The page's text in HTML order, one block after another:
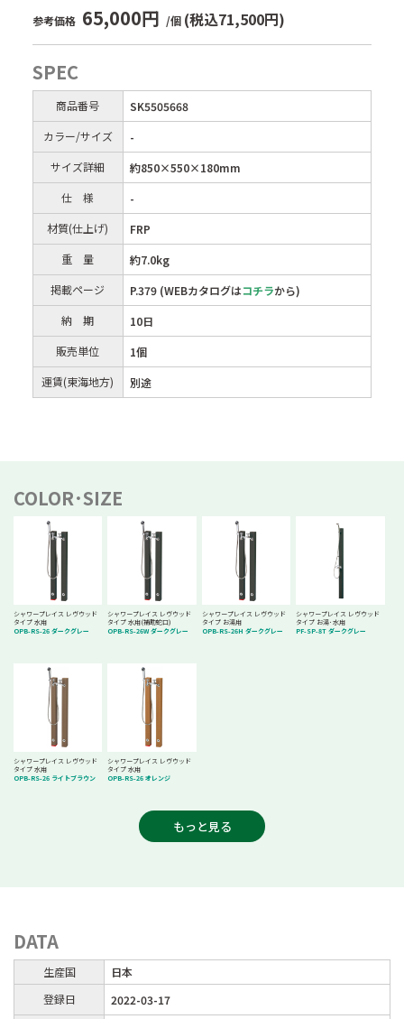
参考価格 65,000円 /個 (税込71,500円)
SPEC
商品番号
SK5505668
カラー/サイズ
-
サイズ詳細
約850×550×180mm
仕 様
-
材質(仕上げ)
FRP
重 量
約7.0kg
掲載ページ
P.379 (WEBカタログはコチラから)
納 期
10日
販売単位
1個
運賃(東海地方)
別途
COLOR･SIZE
シャワープレイス レヴウッド
タイプ 水用
OPB-RS-26 ダークグレー
シャワープレイス レヴウッド
タイプ 水用(補助蛇口)
OPB-RS-26W ダークグレー
シャワープレイス レヴウッド
タイプ お湯用
OPB-RS-26H ダークグレー
シャワープレイス レヴウッド
タイプ お湯･水用
PF-SP-8T ダークグレー
シャワープレイス レヴウッド
タイプ 水用
OPB-RS-26 ライトブラウン
シャワープレイス レヴウッド
タイプ 水用
OPB-RS-26 オレンジ
もっと見る
DATA
生産国
日本
登録日
2022-03-17